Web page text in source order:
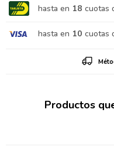
hasta en 18 cuotas
hasta en 10 cuotas
Productos